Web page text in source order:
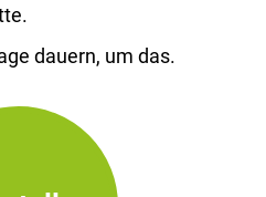
dauern, um das.